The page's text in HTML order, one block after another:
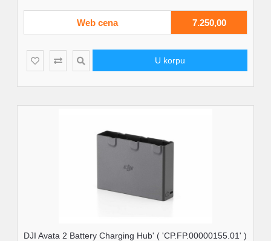
Web cena 7.250,00
U korpu
DJI Avata 2 Battery Charging Hub' ( 'CP.FP.00000155.01' )